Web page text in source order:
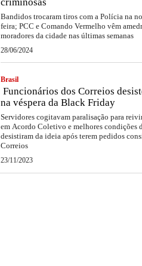
Bandidos trocaram tiros com a Polícia na
feira; PCC e Comando Vermelho vêm
moradores da cidade nas últimas semanas
28/06/2024
Brasil
Funcionários dos Correios
na véspera da Black Friday
Servidores cogitavam paralisação para
em Acordo Coletivo e melhores condições
desistiram da ideia após terem pedidos
Correios
23/11/2023